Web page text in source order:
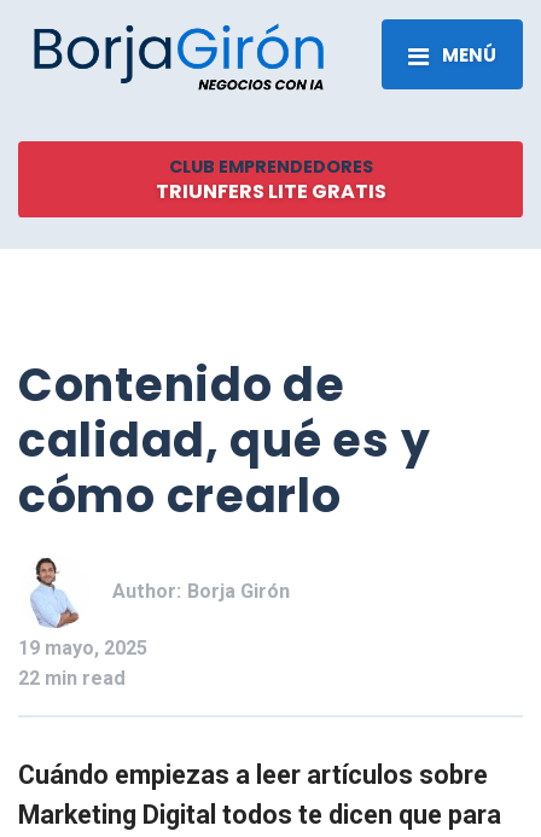
MENÚ
CLUB EMPRENDEDORES
TRIUNFERS LITE GRATIS
Contenido de
calidad, qué es y
cómo crearlo
Author: Borja Girón
19 mayo, 2025
22 min read
Cuándo empiezas a leer artículos sobre
Marketing Digital todos te dicen que para